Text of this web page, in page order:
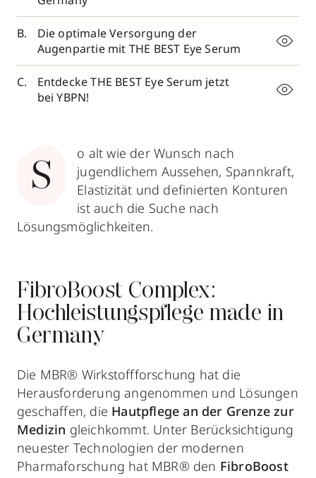
Die optimale Versorgung der
Augenpartie mit THE BEST Eye Serum
Entdecke THE BEST Eye Serum jetzt
bei YBPN!
S
o alt wie der Wunsch nach
jugendlichem Aussehen, Spannkraft,
Elastizität und defi­nierten Konturen
ist auch die Suche nach
Lösungsmöglichkeiten.
FibroBoost Complex:
Hochleistungspflege made in
Germany
Die MBR® Wirkstoffforschung hat die
Herausforde­rung angenommen und Lösungen
geschaffen, die Hautpflege an der Grenze zur
Medizin gleichkommt. Unter Berücksichtigung
neuester Technologien der mo­dernen
Pharmaforschung hat MBR® den FibroBoost